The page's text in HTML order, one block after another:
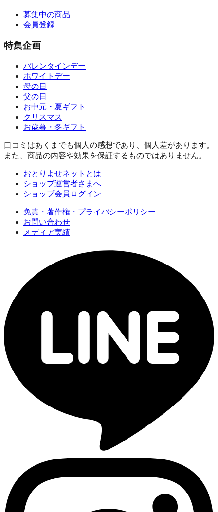
募集中の商品
会員登録
特集企画
バレンタインデー
ホワイトデー
母の日
父の日
お中元・夏ギフト
クリスマス
お歳暮・冬ギフト
口コミはあくまでも個人の感想であり、個人差があります。
また、商品の内容や効果を保証するものではありません。
おとりよせネットとは
ショップ運営者さまへ
ショップ会員ログイン
免責・著作権・プライバシーポリシー
お問い合わせ
メディア実績